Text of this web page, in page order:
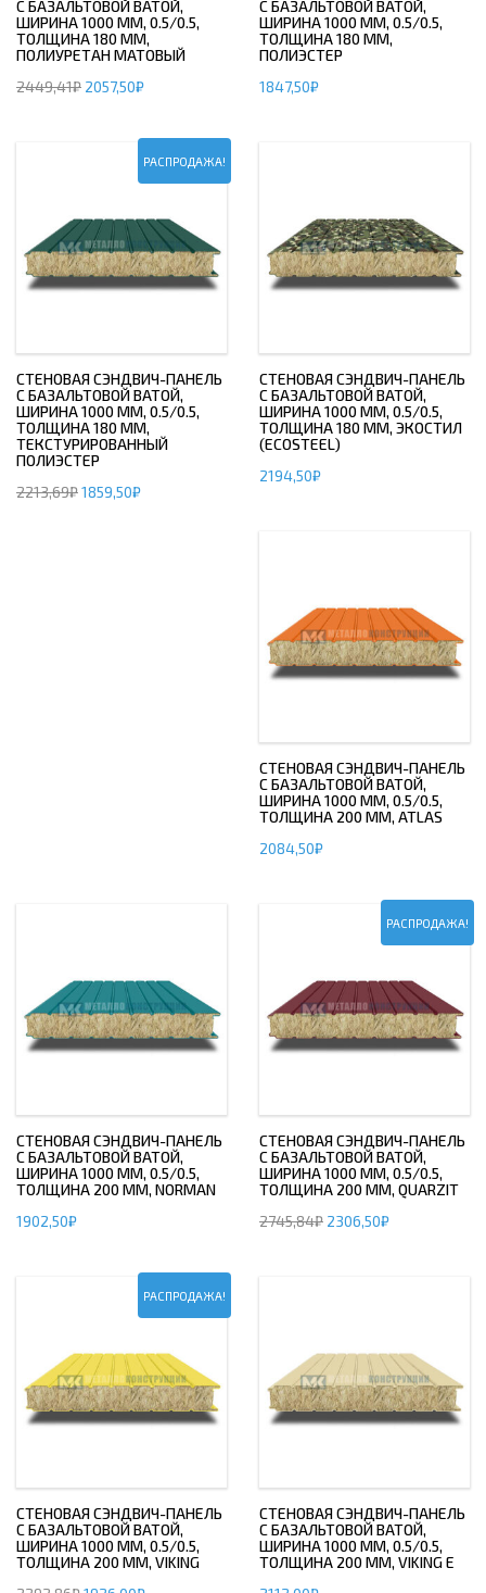
С БАЗАЛЬТОВОЙ ВАТОЙ,
ШИРИНА 1000 ММ, 0.5/0.5,
ТОЛЩИНА 180 ММ,
ПОЛИУРЕТАН МАТОВЫЙ
2449,41₽ 2057,50₽
С БАЗАЛЬТОВОЙ ВАТОЙ,
ШИРИНА 1000 ММ, 0.5/0.5,
ТОЛЩИНА 180 ММ,
ПОЛИЭСТЕР
1847,50₽
РАСПРОДАЖА!
СТЕНОВАЯ СЭНДВИЧ-ПАНЕЛЬ
С БАЗАЛЬТОВОЙ ВАТОЙ,
ШИРИНА 1000 ММ, 0.5/0.5,
ТОЛЩИНА 180 ММ,
ТЕКСТУРИРОВАННЫЙ
ПОЛИЭСТЕР
2213,69₽1859,50₽
СТЕНОВАЯ СЭНДВИЧ-ПАНЕЛЬ
С БАЗАЛЬТОВОЙ ВАТОЙ,
ШИРИНА 1000 ММ, 0.5/0.5,
ТОЛЩИНА 180 ММ, ЭКОСТИЛ
(ECOSTEEL)
2194,50₽
СТЕНОВАЯ СЭНДВИЧ-ПАНЕЛЬ
С БАЗАЛЬТОВОЙ ВАТОЙ,
ШИРИНА 1000 ММ, 0.5/0.5,
ТОЛЩИНА 200 ММ, ATLAS
2084,50₽
СТЕНОВАЯ СЭНДВИЧ-ПАНЕЛЬ
С БАЗАЛЬТОВОЙ ВАТОЙ,
ШИРИНА 1000 ММ, 0.5/0.5,
ТОЛЩИНА 200 ММ, NORMAN
1902,50₽
РАСПРОДАЖА!
СТЕНОВАЯ СЭНДВИЧ-ПАНЕЛЬ
С БАЗАЛЬТОВОЙ ВАТОЙ,
ШИРИНА 1000 ММ, 0.5/0.5,
ТОЛЩИНА 200 ММ, QUARZIT
2745,84₽ 2306,50₽
РАСПРОДАЖА!
СТЕНОВАЯ СЭНДВИЧ-ПАНЕЛЬ
С БАЗАЛЬТОВОЙ ВАТОЙ,
ШИРИНА 1000 ММ, 0.5/0.5,
ТОЛЩИНА 200 ММ, VIKING
СТЕНОВАЯ СЭНДВИЧ-ПАНЕЛЬ
С БАЗАЛЬТОВОЙ ВАТОЙ,
ШИРИНА 1000 ММ, 0.5/0.5,
ТОЛЩИНА 200 ММ, VIKING E